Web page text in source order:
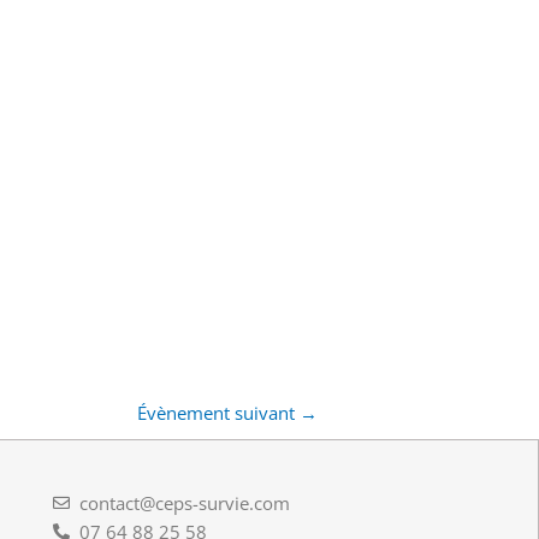
Évènement suivant →
contact@ceps-survie.com
07 64 88 25 58